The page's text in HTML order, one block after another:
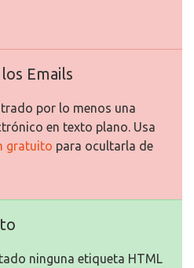
Emails
por lo menos una
en texto plano. Usa
gratuito para ocultarla de
ninguna etiqueta HTML